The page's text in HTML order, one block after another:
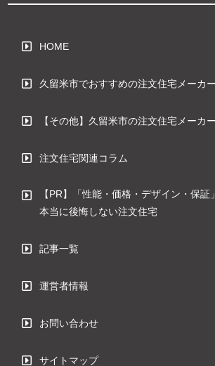
HOME
久留米市でおすすめの注文住宅メーカー
【その他】久留米市の注文住宅メーカ
注文住宅関連コラム
【PR】「性能・価格・デザイン・保証
本当に後悔しない注文住宅
記事一覧
運営者情報
お問い合わせ
サイトマップ